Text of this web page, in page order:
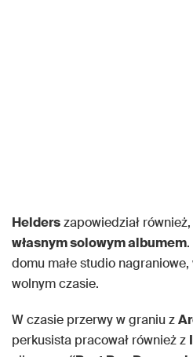
Helderszapowiedział
własnym solowym albumem
domu małe studio
wolnym czasie.
W czasie przerwy w graniu z
perkusista pracował również z